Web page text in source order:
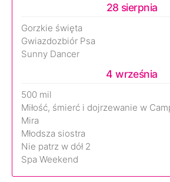
28 sierpnia
Gorzkie święta
Gwiazdozbiór Psa
Sunny Dancer
4 września
500 mil
Miłość, śmierć i dojrzewanie w
Mira
Młodsza siostra
Nie patrz w dół 2
Spa Weekend